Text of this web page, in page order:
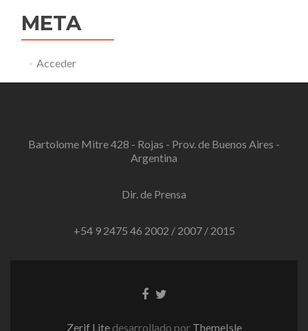
META
Acceder
Bartolome Mitre 428 - Rojas - Prov. de Buenos Aires -
Argentina
Dir. de Prensa
+54 9 2475 46 2002 / 2007 / 2015
EnlaceEnlace
Zerif Lite desarrollado por ThemeIsle